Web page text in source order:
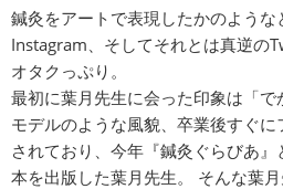
鍼灸をアートで表現したかのような
Instagram、そしてそれとは真逆の
オタクっぷり。
最初に葉月先生に会った印象は「
モデルのような風貌、卒業後すぐ
されており、今年『鍼灸ぐらびあ
本を出版した葉月先生。 そんな葉